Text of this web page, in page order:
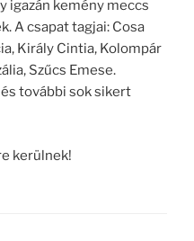
igazán kemény meccs
A csapat tagjai: Cosa
Király Cintia, Kolompár
Szűcs Emese.
további sok sikert
kerülnek!